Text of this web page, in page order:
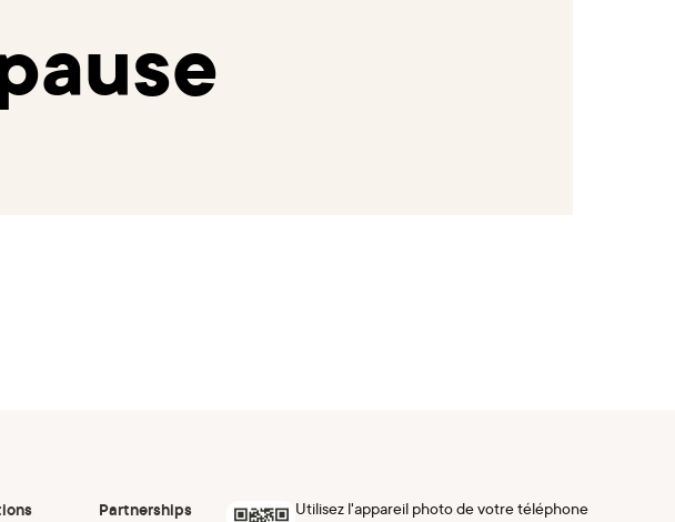
Partnerships
Utilisez l'appareil photo de votre téléphone